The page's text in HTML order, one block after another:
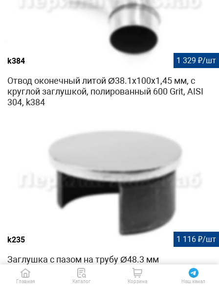
k384 1 329 ₽/шт
Отвод оконечный литой Ø38.1х100х1,45 мм, с
круглой заглушкой, полированный 600 Grit, AISI
304, k384
k235 1 116 ₽/шт
Заглушка с пазом на трубу Ø48.3 мм
полированная (AISI 304) k235
Главная Каталог Корзина Наш канал